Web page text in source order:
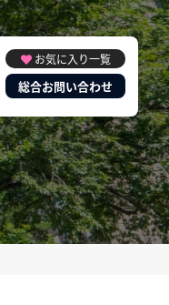
お気に入り一覧
総合お問い合わせ